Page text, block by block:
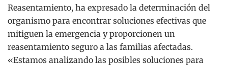
Reasentamiento, ha expresado la determinación del
organismo para encontrar soluciones efectivas que
mitiguen la emergencia y proporcionen un
reasentamiento seguro a las familias afectadas.
«Estamos analizando las posibles soluciones para